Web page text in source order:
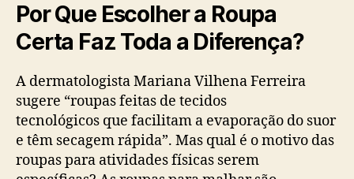
Por Que Escolher a Roupa
Certa Faz Toda a Diferença?
A dermatologista Mariana Vilhena Ferreira
sugere “roupas feitas de tecidos
tecnológicos que facilitam a evaporação do suor
e têm secagem rápida”. Mas qual é o motivo das
roupas para atividades físicas serem